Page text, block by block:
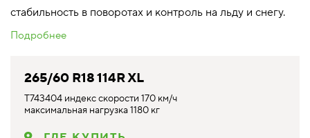
стабильность в поворотах и контроль на льду и снегу.
Подробнее
265/60 R18 114R XL
T743404 индекс скорости 170 км/ч
максимальная нагрузка 1180 кг